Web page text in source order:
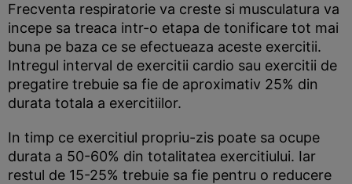
Frecventa respiratorie va creste si musculatura va
incepe sa treaca intr-o etapa de tonificare tot mai
buna pe baza ce se efectueaza aceste exercitii.
Intregul interval de exercitii cardio sau exercitii de
pregatire trebuie sa fie de aproximativ 25% din
durata totala a exercitiilor.
In timp ce exercitiul propriu-zis poate sa ocupe
durata a 50-60% din totalitatea exercitiului. Iar
restul de 15-25% trebuie sa fie pentru o reducere